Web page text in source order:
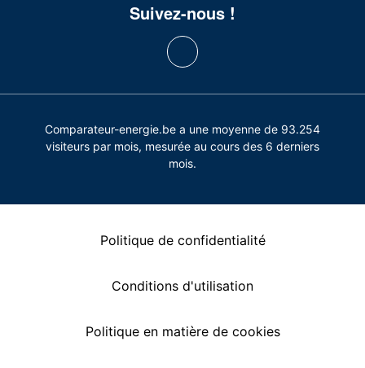
Suivez-nous !
Comparateur-energie.be a une moyenne de 93.254
visiteurs par mois, mesurée au cours des 6 derniers
mois.
Politique de confidentialité
Conditions d'utilisation
Politique en matière de cookies